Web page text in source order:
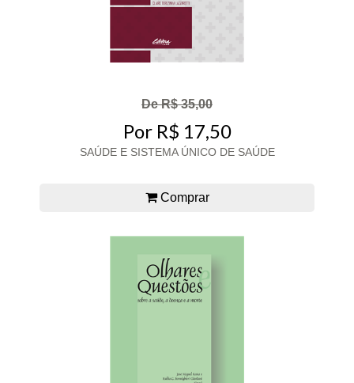
De R$ 35,00
Por R$ 17,50
SAÚDE E SISTEMA ÚNICO DE SAÚDE
Comprar